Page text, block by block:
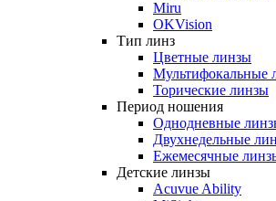
Miru
OKVision
Тип линз
Цветные линзы
Мультифокальные
Торические линзы
Период ношения
Однодневные
Двухнедельные
Ежемесячные
Детские линзы
Acuvue Ability